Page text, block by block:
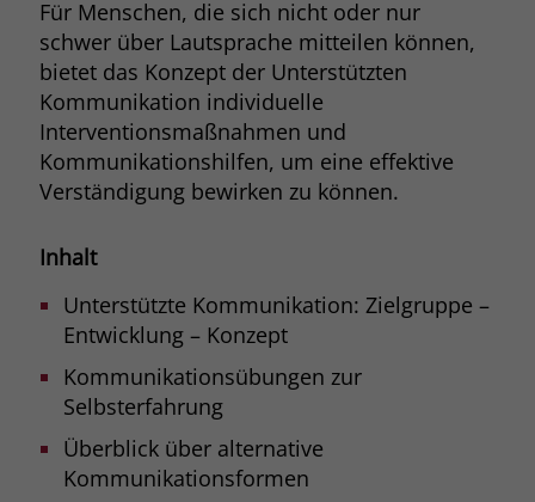
Für Menschen, die sich nicht oder nur
schwer über Lautsprache mitteilen können,
bietet das Konzept der Unterstützten
Kommunikation individuelle
Interventionsmaßnahmen und
Kommunikationshilfen, um eine effektive
Verständigung bewirken zu können.
Inhalt
Unterstützte Kommunikation: Zielgruppe –
Entwicklung – Konzept
Kommunikationsübungen zur
Selbsterfahrung
Überblick über alternative
Kommunikationsformen
Name PHPSESSID
Anbieter stiftung-liebenau.de
Laufzeit Session
Zweck
Browsers und die Einstellungen
exklusiv für diese Website zu speichern.
Dadurch wird gewährleistet, dass
Aktionen, die bei späteren Besuchen
derselben Website durchgeführt
werden, mit derselben
Benutzerkennung verknüpft werden.
Name
Anbieter www.clarity.ms
Zweck
Microsoft Clarity setzt dieses Cookie,
um die Seitenaufrufe eines Benutzers
zu speichern und in einer einzigen
Sitzungsaufzeichnung